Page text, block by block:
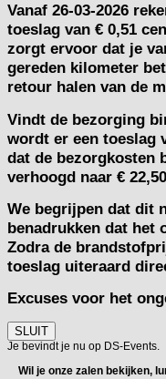
Vanaf 26-03-2026
toeslag van € 0,51
zorgt ervoor dat je
gereden kilometer
retour halen van de
Vindt de bezorging
wordt er een toeslag
dat de bezorgkosten
verhoogd naar €
We begrijpen dat dit
benadrukken dat het
Zodra de
toeslag uiteraard
Excuses voor het
SLUIT
Je bevindt je nu op DS-Events.
Wil je onze zalen bekijken,